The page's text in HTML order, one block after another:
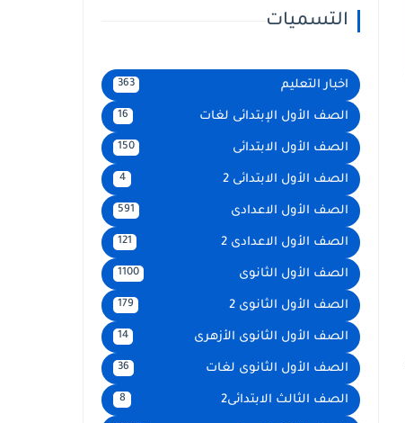
التسميات
اخبار التعليم 363
الصف الأول الإبتدائى لغات 16
الصف الأول الابتدائى 150
الصف الأول الابتدائى 2 4
الصف الأول الاعدادى 591
الصف الأول الاعدادى 2 121
الصف الأول الثانوى 1100
الصف الأول الثانوى 2 179
الصف الأول الثانوى الأزهرى 14
الصف الأول الثانوى لغات 36
الصف الثالث الابتدائى2 8